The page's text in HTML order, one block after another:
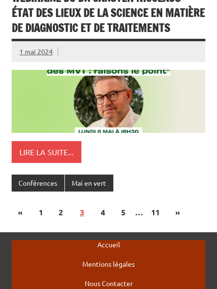
ÉTAT DES LIEUX DE LA SCIENCE EN MATIÈRE
DE DIAGNOSTIC ET DE TRAITEMENTS
1 mai 2024
LIRE LA SUITE...
Conférences Mai en vert
« 1 2 3 4 5 … 11 »
Accueil
Mentions légales
Nous Contacter